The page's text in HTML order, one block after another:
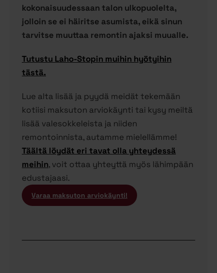
kokonaisuudessaan talon ulkopuolelta,
jolloin se ei häiritse asumista, eikä sinun
tarvitse muuttaa remontin ajaksi muualle.
Tutustu Laho-Stopin muihin hyötyihin
tästä.
Lue alta lisää ja pyydä meidät tekemään
kotiisi maksuton arviokäynti tai kysy meiltä
lisää valesokkeleista ja niiden
remontoinnista, autamme mielellämme!
Täältä löydät eri tavat olla yhteydessä
meihin, voit ottaa yhteyttä myös lähimpään
edustajaasi.
Varaa maksuton arviokäynti!